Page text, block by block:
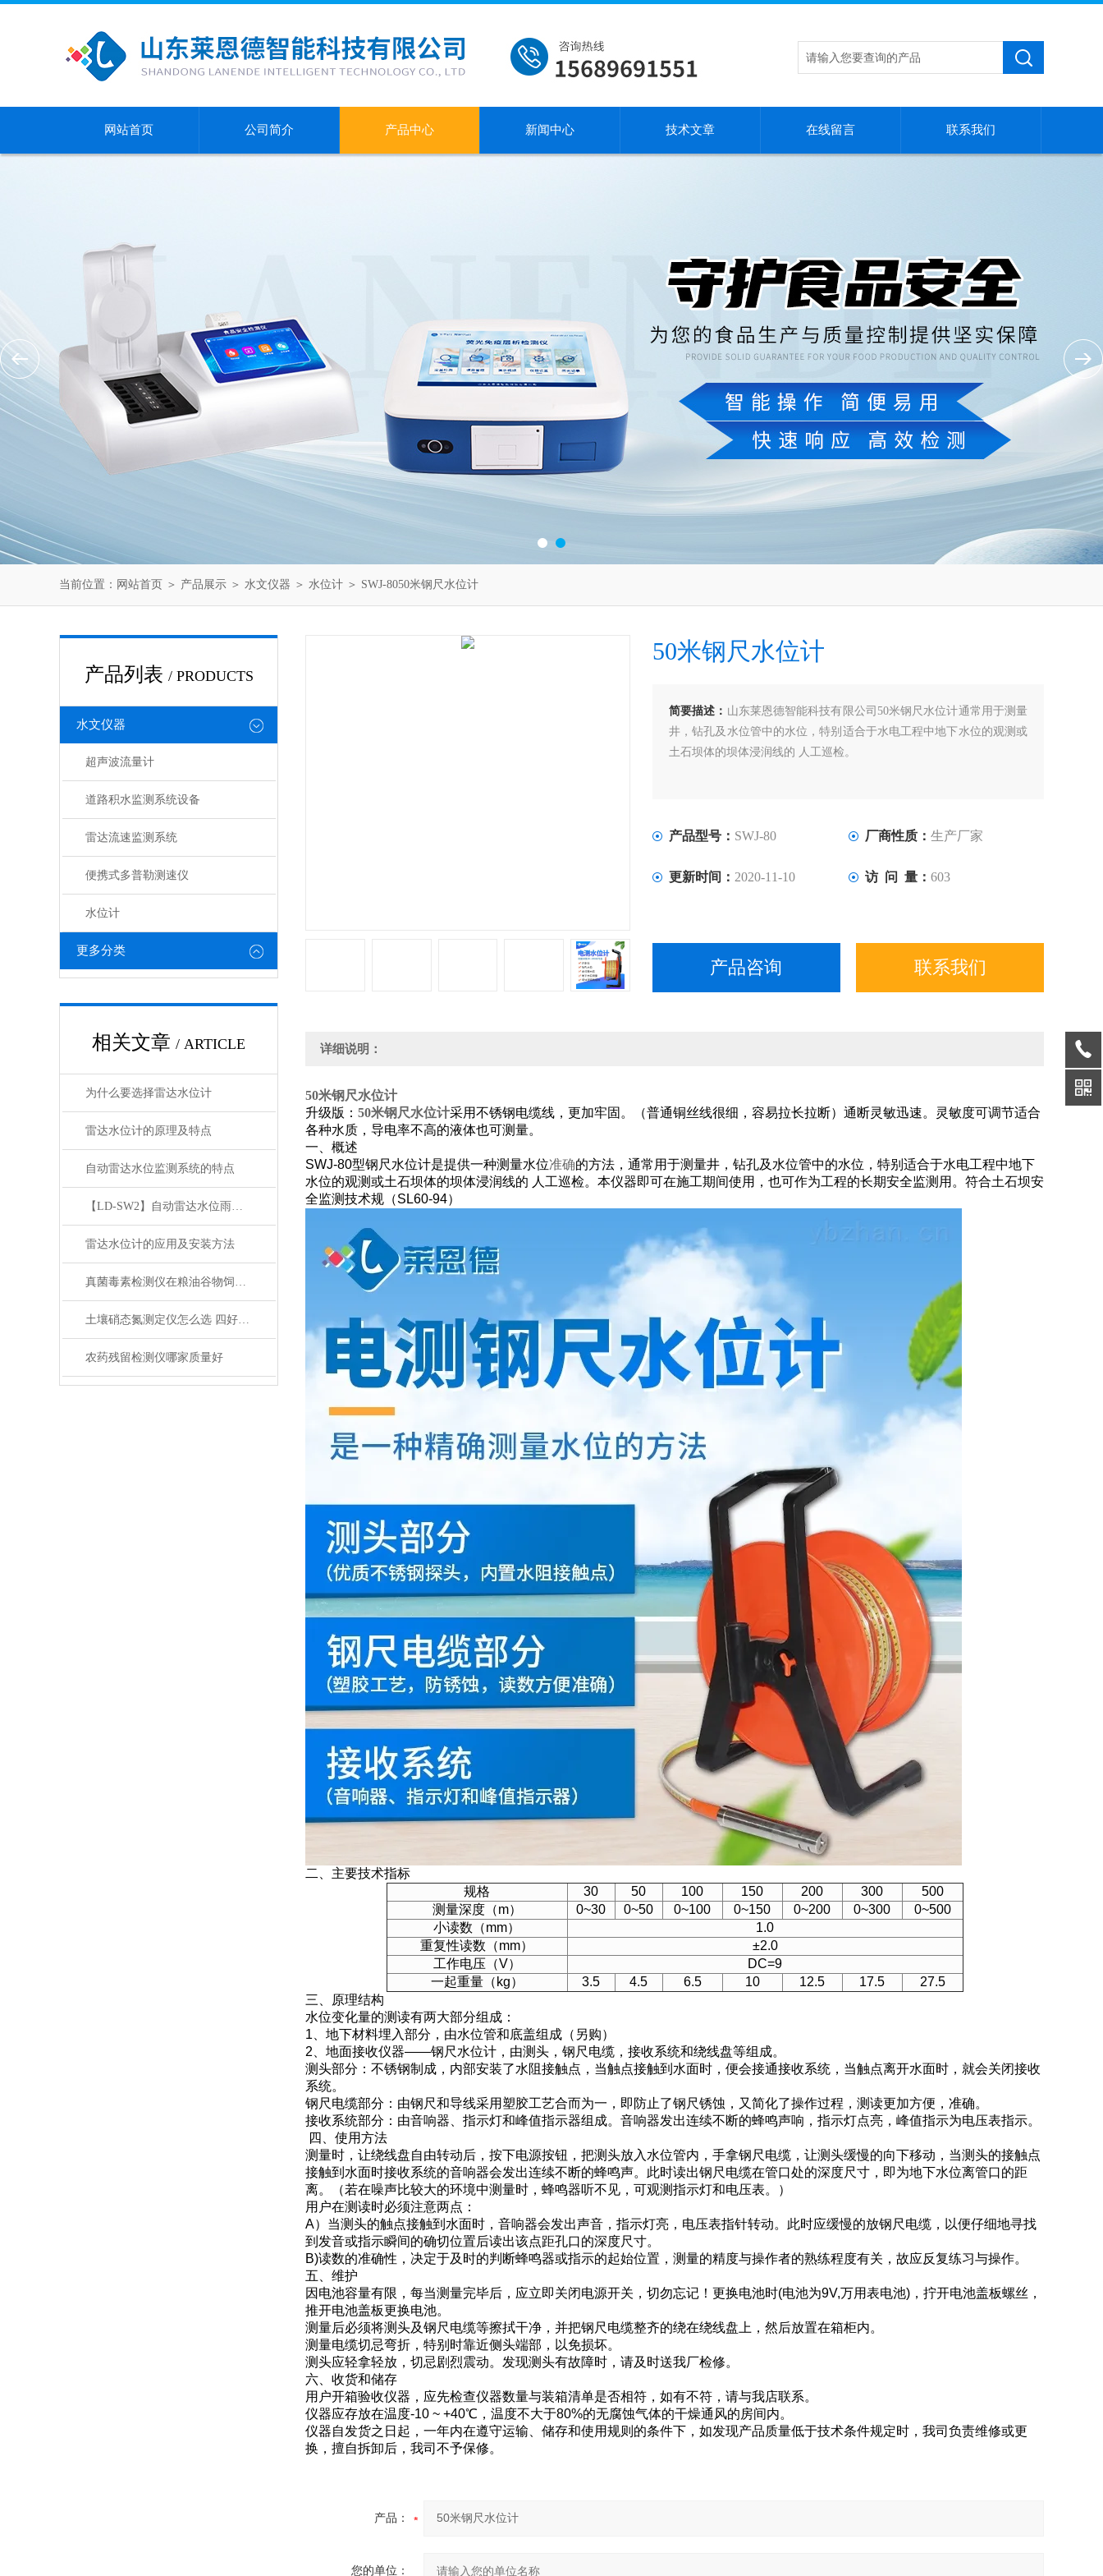
网站首页 公司简介 产品中心 新闻中心 技术文章 在线留言 联系我们
当前位置： 网站首页 ＞ 产品展示 ＞ 水文仪器 ＞ 水位计 ＞ SWJ-8050米钢尺水位计
产品列表 / PRODUCTS
水文仪器
超声波流量计
道路积水监测系统设备
雷达流速监测系统
便携式多普勒测速仪
水位计
更多分类
相关文章 / ARTICLE
为什么要选择雷达水位计
雷达水位计的原理及特点
自动雷达水位监测系统的特点
【LD-SW2】自动雷达水位雨量监测系统【莱恩德】
雷达水位计的应用及安装方法
真菌毒素检测仪在粮油谷物饲料中的作用
土壤硝态氮测定仪怎么选 四好品牌优势对比
农药残留检测仪哪家质量好
50米钢尺水位计
简要描述： 山东莱恩德智能科技有限公司50米钢尺水位计通常用于测量
井，钻孔及水位管中的水位，特别适合于水电工程中地下水位的观测或
土石坝体的坝体浸润线的 人工巡检。
产品型号： SWJ-80 厂商性质： 生产厂家
更新时间： 2020-11-10 访 问 量： 603
产品咨询 联系我们
详细说明：
50米钢尺水位计
升级版： 50米钢尺水位计采用不锈钢电缆线，更加牢固。（普通铜丝线很细，容易拉长拉断）通断灵敏迅速。灵敏度可调节适合
各种水质，导电率不高的液体也可测量。
一、概述
SWJ-80型钢尺水位计是提供一种测量水位准确的方法，通常用于测量井，钻孔及水位管中的水位，特别适合于水电工程中地下
水位的观测或土石坝体的坝体浸润线的 人工巡检。本仪器即可在施工期间使用，也可作为工程的长期安全监测用。符合土石坝安
全监测技术规（SL60-94）
二、主要技术指标
规格
30 50 100 150 200 300
500
测量深度（m）
0~30 0~50 0~100 0~150 0~200 0~300
0~500
小读数（mm）
1.0
重复性读数（mm）
±2.0
工作电压（V）
DC=9
一起重量（kg）
3.5 4.5 6.5 10 12.5 17.5
27.5
三、原理结构
水位变化量的测读有两大部分组成：
1、地下材料埋入部分，由水位管和底盖组成（另购）
2、地面接收仪器——钢尺水位计，由测头，钢尺电缆，接收系统和绕线盘等组成。
测头部分：不锈钢制成，内部安装了水阻接触点，当触点接触到水面时，便会接通接收系统，当触点离开水面时，就会关闭接收
系统。
钢尺电缆部分：由钢尺和导线采用塑胶工艺合而为一，即防止了钢尺锈蚀，又简化了操作过程，测读更加方便，准确。
接收系统部分：由音响器、指示灯和峰值指示器组成。音响器发出连续不断的蜂鸣声响，指示灯点亮，峰值指示为电压表指示。
四、使用方法
测量时，让绕线盘自由转动后，按下电源按钮，把测头放入水位管内，手拿钢尺电缆，让测头缓慢的向下移动，当测头的接触点
接触到水面时接收系统的音响器会发出连续不断的蜂鸣声。此时读出钢尺电缆在管口处的深度尺寸，即为地下水位离管口的距
离。（若在噪声比较大的环境中测量时，蜂鸣器听不见，可观测指示灯和电压表。）
用户在测读时必须注意两点：
A）当测头的触点接触到水面时，音响器会发出声音，指示灯亮，电压表指针转动。此时应缓慢的放钢尺电缆，以便仔细地寻找
到发音或指示瞬间的确切位置后读出该点距孔口的深度尺寸。
B)读数的准确性，决定于及时的判断蜂鸣器或指示的起始位置，测量的精度与操作者的熟练程度有关，故应反复练习与操作。
五、维护
因电池容量有限，每当测量完毕后，应立即关闭电源开关，切勿忘记！更换电池时(电池为9V,万用表电池)，拧开电池盖板螺丝，
推开电池盖板更换电池。
测量后必须将测头及钢尺电缆等擦拭干净，并把钢尺电缆整齐的绕在绕线盘上，然后放置在箱柜内。
测量电缆切忌弯折，特别时靠近侧头端部，以免损坏。
测头应轻拿轻放，切忌剧烈震动。发现测头有故障时，请及时送我厂检修。
六、收货和储存
用户开箱验收仪器，应先检查仪器数量与装箱清单是否相符，如有不符，请与我店联系。
仪器应存放在温度-10 ~ +40℃，温度不大于80%的无腐蚀气体的干燥通风的房间内。
仪器自发货之日起，一年内在遵守运输、储存和使用规则的条件下，如发现产品质量低于技术条件规定时，我司负责维修或更
换，擅自拆卸后，我司不予保修。
产品：
您的单位：